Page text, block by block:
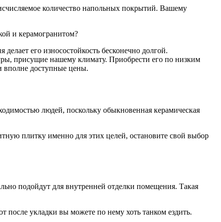
количество напольных покрытий. Вашему
и керамогранитом?
его износостойкость бесконечно долгой.
присущие нашему климату. Приобрести его по низким
вполне доступные цены.
людей, поскольку обыкновенная керамическая
плитку именно для этих целей, остановите свой выбор
подойдут для внутренней отделки помещения. Такая
после укладки вы можете по нему хоть танком ездить.